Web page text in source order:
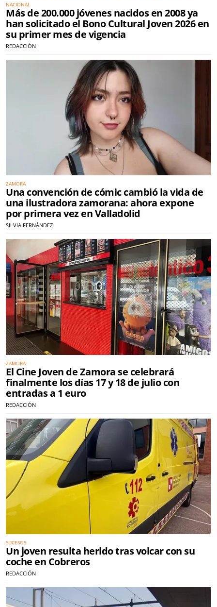
NACIONAL
Más de 200.000 jóvenes nacidos en 2008 ya
han solicitado el Bono Cultural Joven 2026 en
su primer mes de vigencia
REDACCIÓN
ZAMORA
Una convención de cómic cambió la vida de
una ilustradora zamorana: ahora expone
por primera vez en Valladolid
SILVIA FERNÁNDEZ
ZAMORA
El Cine Joven de Zamora se celebrará
finalmente los días 17 y 18 de julio con
entradas a 1 euro
REDACCIÓN
SUCESOS
Un joven resulta herido tras volcar con su
coche en Cobreros
REDACCIÓN